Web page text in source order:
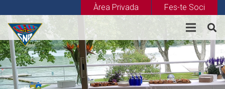
Àrea Privada Fes-te Soci